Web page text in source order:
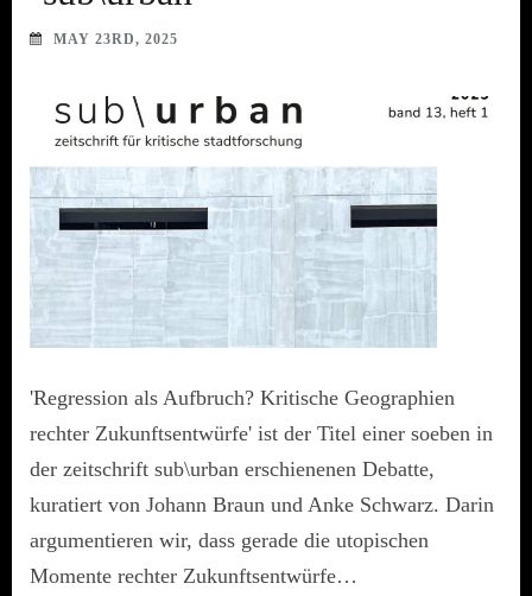
MAY 23RD, 2025
'Regression als Aufbruch? Kritische Geographien
rechter Zukunftsentwürfe' ist der Titel einer soeben in
der zeitschrift sub\urban erschienenen Debatte,
kuratiert von Johann Braun und Anke Schwarz. Darin
argumentieren wir, dass gerade die utopischen
Momente rechter Zukunftsentwürfe…